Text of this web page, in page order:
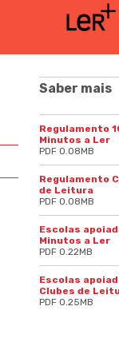
Saber mais
Regulamento
Minutos a Ler
PDF 0.08MB
Regulamento
de Leitura
PDF 0.08MB
Escolas
Minutos a Ler
PDF 0.22MB
Escolas
Clubes de
PDF 0.25MB